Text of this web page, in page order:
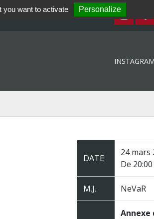
INSTAGRAM
DATE
24 mars
De
M.J. NeVaR
Annexe
you want to activate Personalize